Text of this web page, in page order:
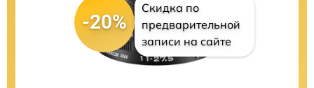
-20%
Скидка по
предварительной
записи на сайте